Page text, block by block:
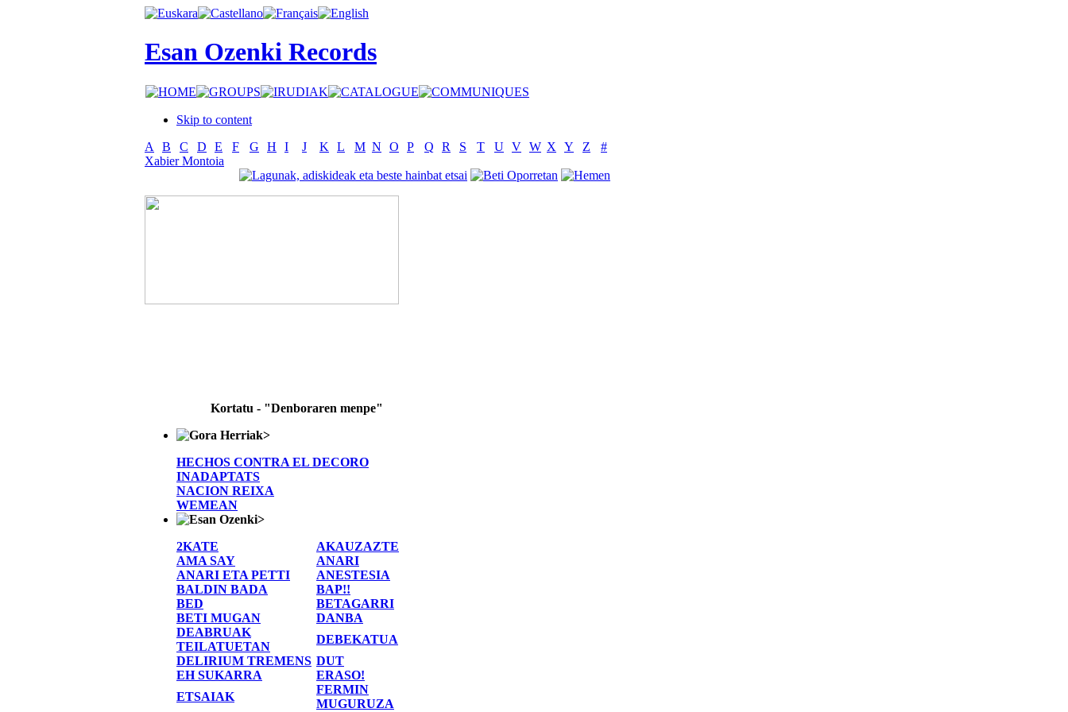
Esan Ozenki Records
Skip to content
A
B C D E F G H I J K L M N O P Q R S T U V W X Y Z
#
Xabier Montoia
Kortatu - "Denboraren menpe"
>
HECHOS CONTRA EL DECORO
INADAPTATS
NACION REIXA
WEMEAN
>
2KATE
AKAUZAZTE
AMA SAY
ANARI
ANARI ETA PETTI
ANESTESIA
BALDIN BADA
BAP!!
BED
BETAGARRI
BETI MUGAN
DANBA
DEABRUAK
TEILATUETAN
DEBEKATUA
DELIRIUM TREMENS DUT
EH SUKARRA
ERASO!
ETSAIAK
FERMIN
MUGURUZA